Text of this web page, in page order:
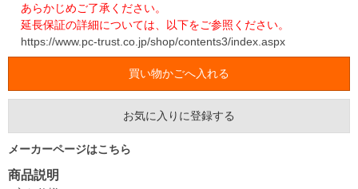
あらかじめご了承ください。
延長保証の詳細については、以下をご参照ください。
https://www.pc-trust.co.jp/shop/contents3/index.aspx
お気に入りに登録する
メーカーページはこちら
商品説明